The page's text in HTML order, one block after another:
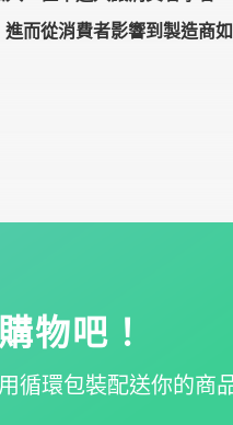
進而從消費者影響到製造商
物吧！
循環包裝配送你的商